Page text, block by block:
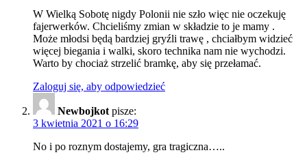
W Wielką Sobotę nigdy Polonii nie szło więc nie oczekuję
fajerwerków. Chcieliśmy zmian w składzie to je mamy .
Może młodsi będą bardziej gryźli trawę , chciałbym widzieć
więcej biegania i walki, skoro technika nam nie wychodzi.
Warto by chociaż strzelić bramkę, aby się przełamać.
Zaloguj się, aby odpowiedzieć
Newbojkot pisze:
3 kwietnia 2021 o 16:29
No i po roznym dostajemy, gra tragiczna…..